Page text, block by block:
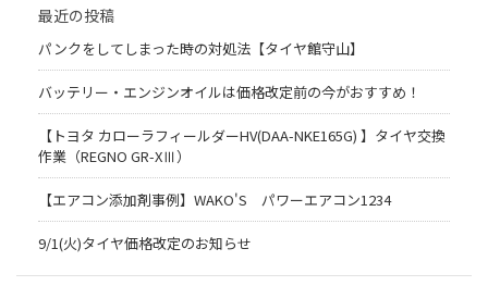
最近の投稿
パンクをしてしまった時の対処法【タイヤ館守山】
バッテリー・エンジンオイルは価格改定前の今がおすすめ！
【トヨタ カローラフィールダーHV(DAA-NKE165G) 】タイヤ交換
作業（REGNO GR-XⅢ）
【エアコン添加剤事例】WAKO'S パワーエアコン1234
9/1(火)タイヤ価格改定のお知らせ